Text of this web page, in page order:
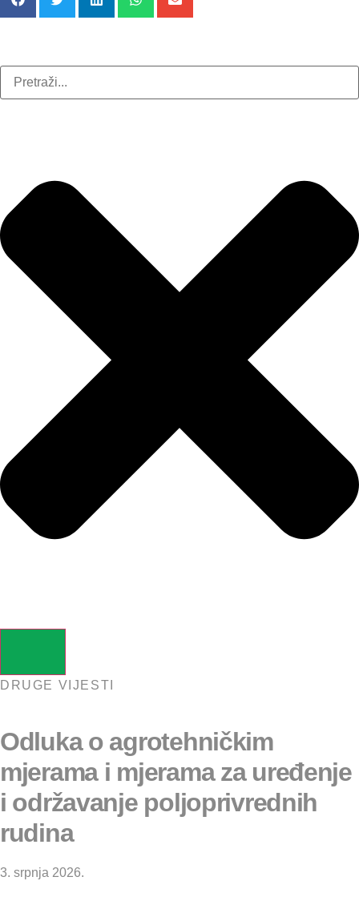
DRUGE VIJESTI
Odluka o agrotehničkim
mjerama i mjerama za uređenje
i održavanje poljoprivrednih
rudina
3. srpnja 2026.